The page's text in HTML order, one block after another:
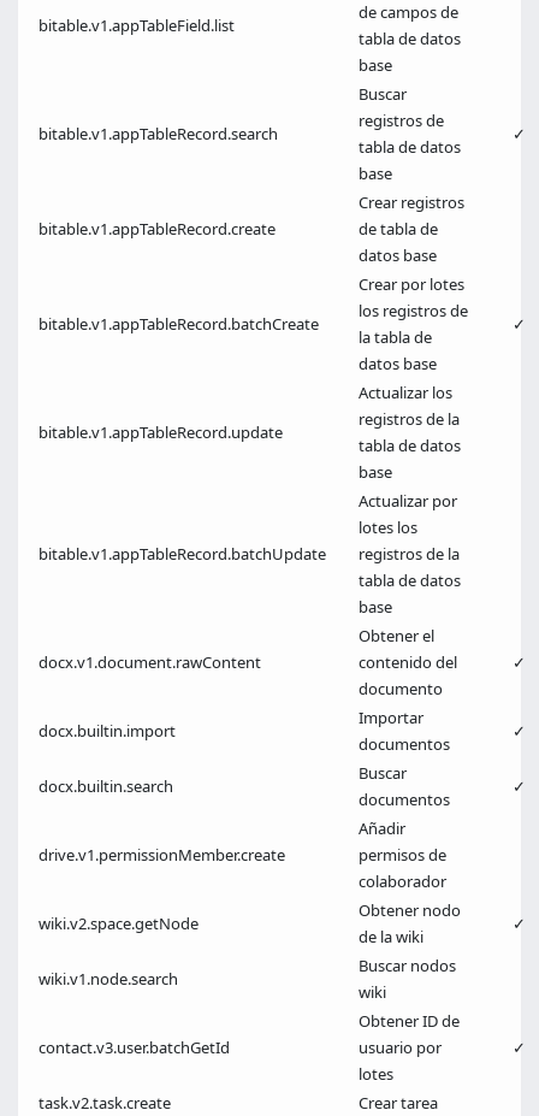
bitable.v1.appTableField.list
de campos de
tabla de datos
base
bitable.v1.appTableRecord.search
Buscar
registros de
tabla de datos
base
✓
bitable.v1.appTableRecord.create
Crear registros
de tabla de
datos base
bitable.v1.appTableRecord.batchCreate
Crear por lotes
los registros de
la tabla de
datos base
✓
bitable.v1.appTableRecord.update
Actualizar los
registros de la
tabla de datos
base
bitable.v1.appTableRecord.batchUpdate
Actualizar por
lotes los
registros de la
tabla de datos
base
docx.v1.document.rawContent
Obtener el
contenido del
documento
✓
docx.builtin.import
Importar
documentos
✓
docx.builtin.search
Buscar
documentos
✓
drive.v1.permissionMember.create
Añadir
permisos de
colaborador
wiki.v2.space.getNode
Obtener nodo
de la wiki
✓
wiki.v1.node.search
Buscar nodos
wiki
contact.v3.user.batchGetId
Obtener ID de
usuario por
lotes
✓
task.v2.task.create
Crear tarea